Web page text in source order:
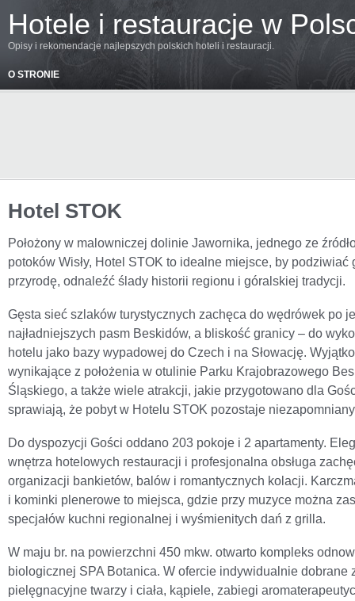
Hotele i restauracje w
Opisy i rekomendacje najlepszych polskich hoteli i restauracji.
O STRONIE
Hotel STOK
Położony w malowniczej dolinie Jawornika, jednego ze
potoków Wisły, Hotel STOK to idealne miejsce, by podziwiać
przyrodę, odnaleźć ślady historii regionu i góralskiej tradycji.
Gęsta sieć szlaków turystycznych zachęca do wędrówek po
najładniejszych pasm Beskidów, a bliskość granicy – do
hotelu jako bazy wypadowej do Czech i na Słowację.
wynikające z położenia w otulinie Parku Krajobrazowego
Śląskiego, a także wiele atrakcji, jakie przygotowano dla
sprawiają, że pobyt w Hotelu STOK pozostaje
Do dyspozycji Gości oddano 203 pokoje i 2 apartamenty.
wnętrza hotelowych restauracji i profesjonalna obsługa
organizacji bankietów, balów i romantycznych kolacji.
i kominki plenerowe to miejsca, gdzie przy muzyce można
specjałów kuchni regionalnej i wyśmienitych dań z grilla.
W maju br. na powierzchni 450 mkw. otwarto kompleks
biologicznej SPA Botanica. W ofercie indywidualnie dobrane
pielęgnacyjne twarzy i ciała, kąpiele, zabiegi